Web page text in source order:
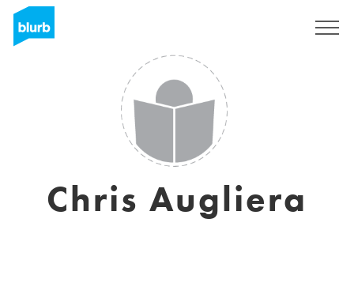
Chris Augliera